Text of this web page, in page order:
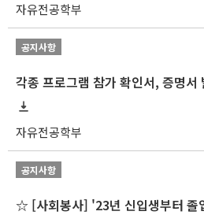
자유전공학부
공지사항
각종 프로그램 참가 확인서, 증명서
자유전공학부
공지사항